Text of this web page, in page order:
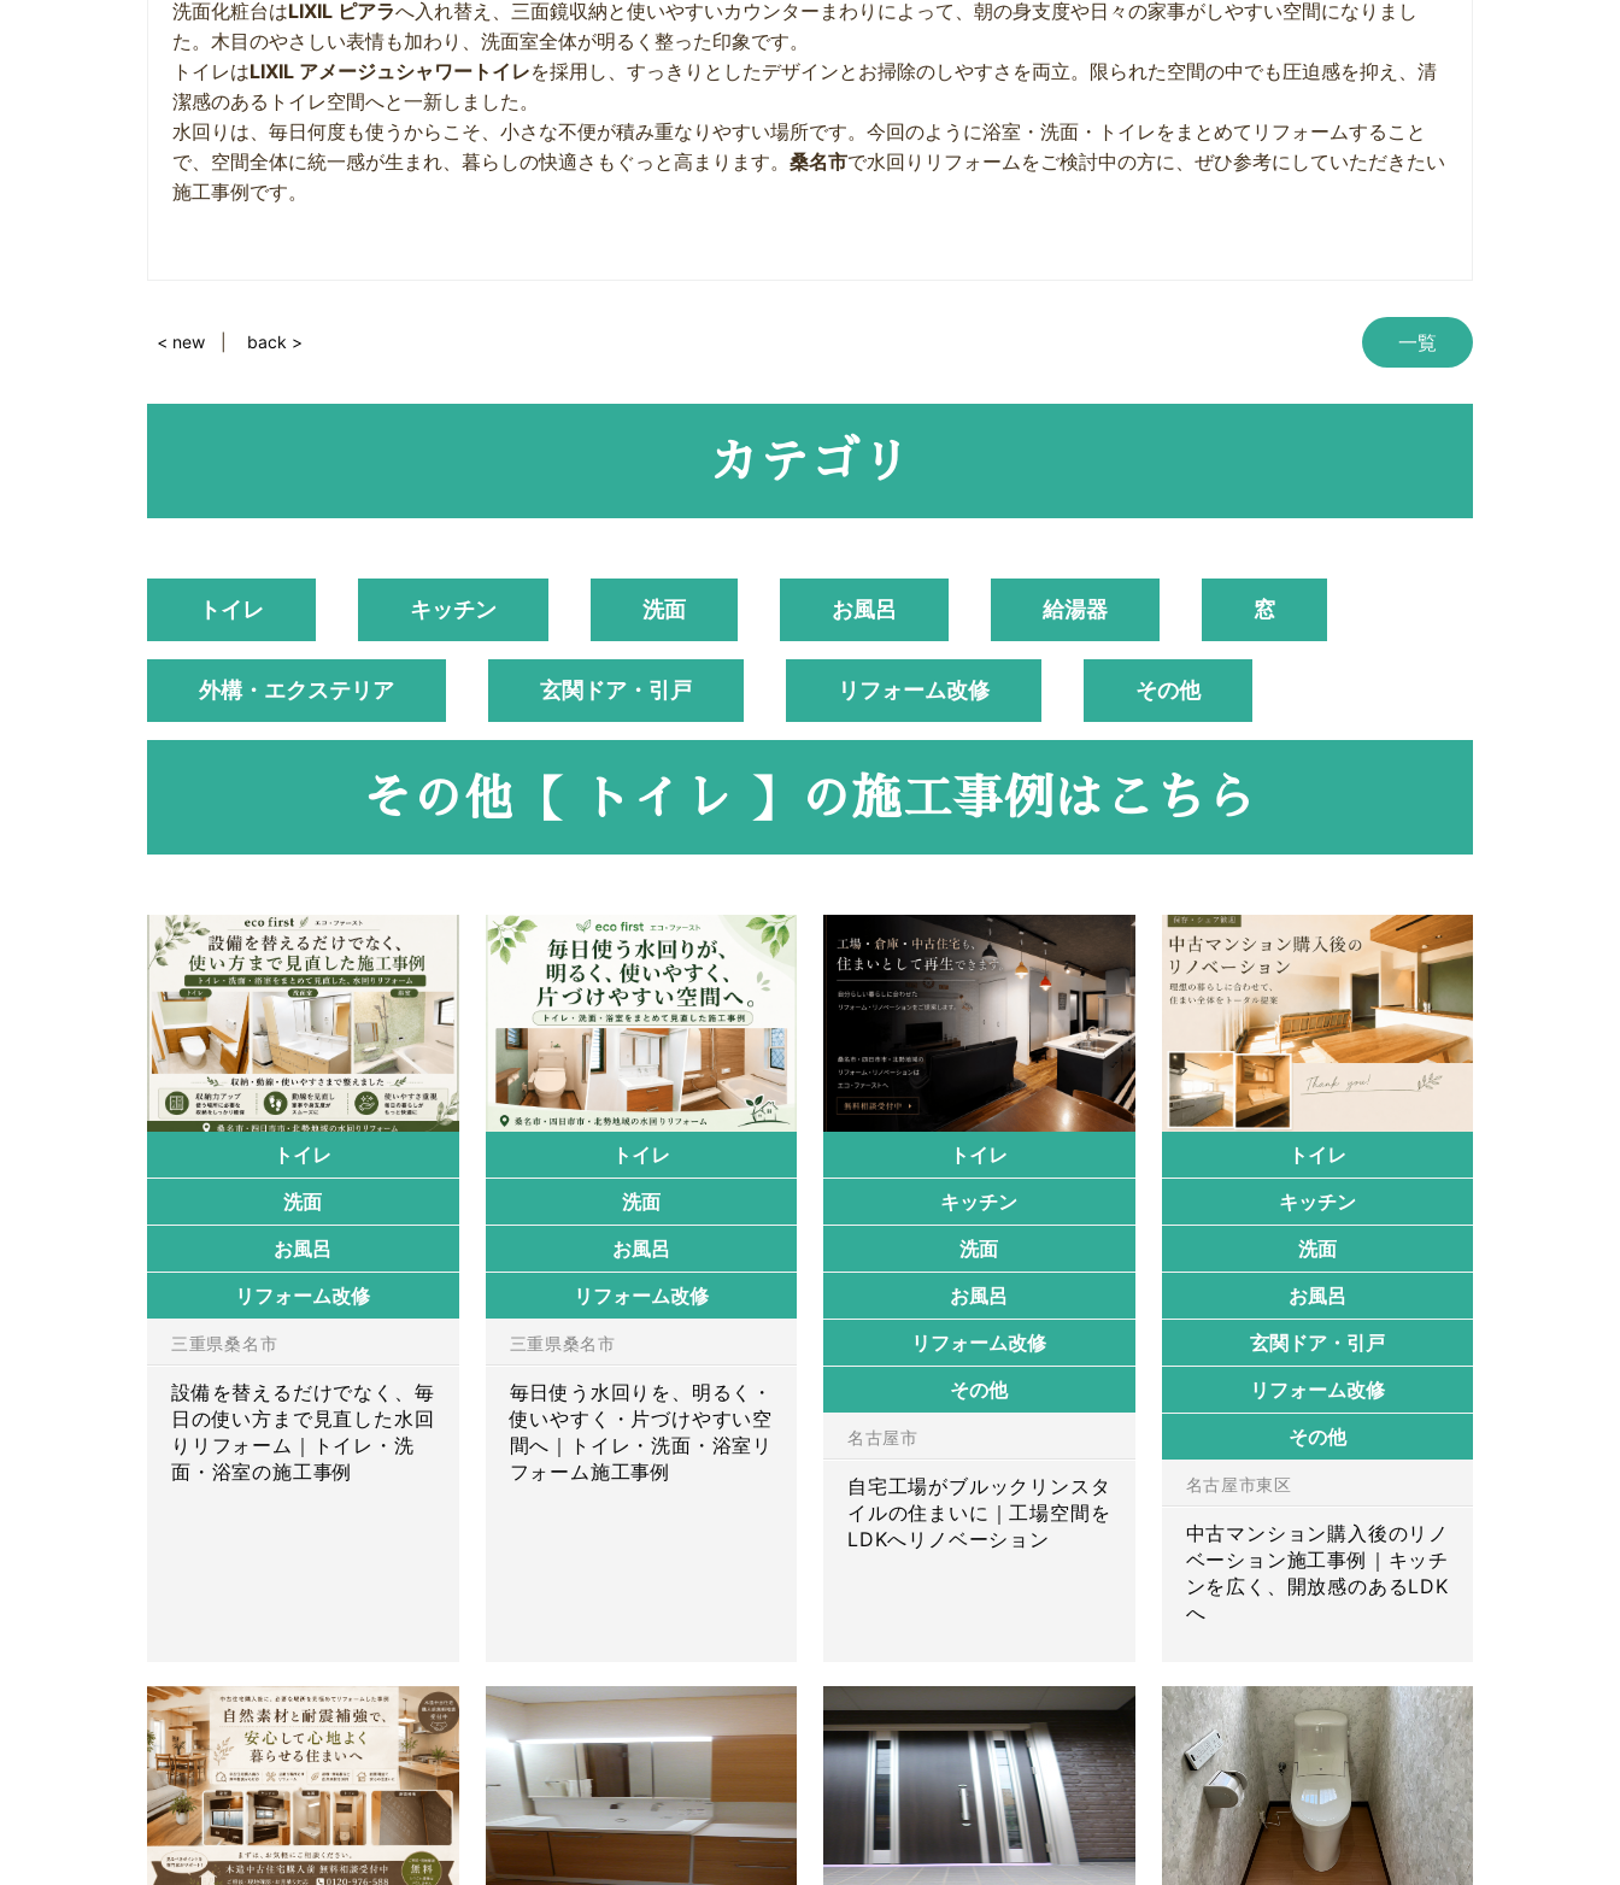
洗面化粧台はLIXIL ピアラへ入れ替え、三面鏡収納と使いやすいカウンターまわりによって、朝の身支度や日々の家事がしやすい空間になりまし
た。木目のやさしい表情も加わり、洗面室全体が明るく整った印象です。
トイレはLIXIL アメージュシャワートイレを採用し、すっきりとしたデザインとお掃除のしやすさを両立。限られた空間の中でも圧迫感を抑え、清
潔感のあるトイレ空間へと一新しました。
水回りは、毎日何度も使うからこそ、小さな不便が積み重なりやすい場所です。今回のように浴室・洗面・トイレをまとめてリフォームすること
で、空間全体に統一感が生まれ、暮らしの快適さもぐっと高まります。 桑名市で水回りリフォームをご検討中の方に、ぜひ参考にしていただきたい
施工事例です。
一覧
< new back >
カテゴリ
トイレ キッチン 洗面 お風呂 給湯器 窓
外構・エクステリア 玄関ドア・引戸 リフォーム改修 その他
その他【 トイレ 】の施工事例はこちら
トイレ
洗面
お風呂
リフォーム改修
三重県桑名市
設備を替えるだけでなく、毎
日の使い方まで見直した水回
りリフォーム｜トイレ・洗
面・浴室の施工事例
トイレ
洗面
お風呂
リフォーム改修
三重県桑名市
毎日使う水回りを、明るく・
使いやすく・片づけやすい空
間へ｜トイレ・洗面・浴室リ
フォーム施工事例
トイレ
キッチン
洗面
お風呂
リフォーム改修
その他
名古屋市
自宅工場がブルックリンスタ
イルの住まいに｜工場空間を
LDKへリノベーション
トイレ
キッチン
洗面
お風呂
玄関ドア・引戸
リフォーム改修
その他
名古屋市東区
中古マンション購入後のリノ
ベーション施工事例｜キッチ
ンを広く、開放感のあるLDK
へ